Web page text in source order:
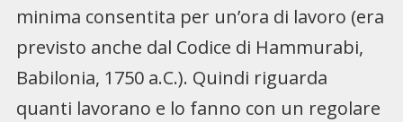
minima consentita per un’ora di lavoro (era
previsto anche dal Codice di Hammurabi,
Babilonia, 1750 a.C.). Quindi riguarda
quanti lavorano e lo fanno con un regolare